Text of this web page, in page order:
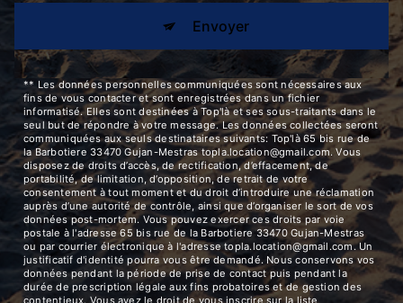
Envoyer
** Les données personnelles communiquées sont nécessaires aux
fins de vous contacter et sont enregistrées dans un fichier
informatisé. Elles sont destinées à Top'là et ses sous-traitants dans le
seul but de répondre à votre message. Les données collectées seront
communiquées aux seuls destinataires suivants: Top'là 65 bis rue de
la Barbotiere 33470 Gujan-Mestras topla.location@gmail.com. Vous
disposez de droits d’accès, de rectification, d’effacement, de
portabilité, de limitation, d’opposition, de retrait de votre
consentement à tout moment et du droit d’introduire une réclamation
auprès d’une autorité de contrôle, ainsi que d’organiser le sort de vos
données post-mortem. Vous pouvez exercer ces droits par voie
postale à l'adresse 65 bis rue de la Barbotiere 33470 Gujan-Mestras
ou par courrier électronique à l'adresse topla.location@gmail.com. Un
justificatif d'identité pourra vous être demandé. Nous conservons vos
données pendant la période de prise de contact puis pendant la
durée de prescription légale aux fins probatoires et de gestion des